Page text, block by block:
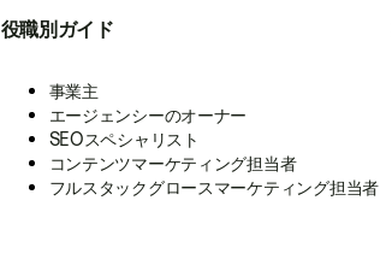
役職別ガイド
事業主
エージェンシーのオーナー
SEOスペシャリスト
コンテンツマーケティング担当者
フルスタックグロースマーケティング担当者